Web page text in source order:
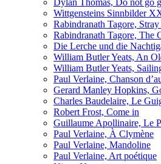
Wittgensteins Sinnbilder
Rabindranath Tagore,
Rabindranath Tagore,
Die Lerche und die
William Butler Yeats, An
William Butler Yeats,
Paul Verlaine, Chanson
Gerard Manley Hopkins,
Charles Baudelaire, Le
Robert Frost, Come in
Guillaume Apollinaire, Le
Paul Verlaine, À Clymène
Paul Verlaine, Mandoline
Paul Verlaine, Art poétique